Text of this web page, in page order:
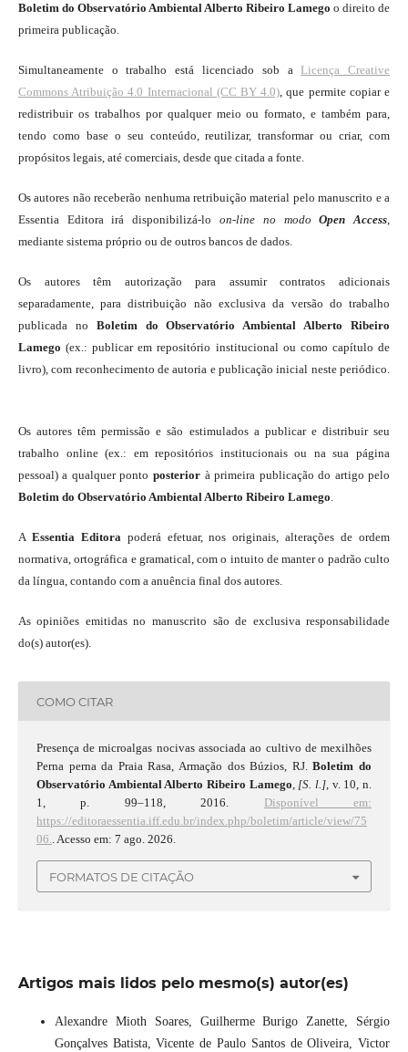
Boletim do Observatório Ambiental Alberto Ribeiro Lamegoo direito de
primeira publicação.
Simultaneamente o trabalho está licenciado sob a Licença Creative
Commons Atribuição 4.0 Internacional (CC BY 4.0), que permite copiar e
redistribuir os trabalhos por qualquer meio ou formato, e também para,
tendo como base o seu conteúdo, reutilizar, transformar ou criar, com
propósitos legais, até comerciais, desde que citada a fonte.
Os autores não receberão nenhuma retribuição material pelo manuscrito e a
Essentia Editora irá disponibilizá-lo on-line no modo Open Access,
mediante sistema próprio ou de outros bancos de dados.
Os autores têm autorização para assumir contratos adicionais
separadamente, para distribuição não exclusiva da versão do trabalho
publicada no Boletim do Observatório Ambiental Alberto Ribeiro
Lamego (ex.: publicar em repositório institucional ou como capítulo de
livro), com reconhecimento de autoria e publicação inicial neste periódico.
Os autores têm permissão e são estimulados a publicar e distribuir seu
trabalho online (ex.: em repositórios institucionais ou na sua página
pessoal) a qualquer ponto posterior à primeira publicação do artigo pelo
Boletim do Observatório Ambiental Alberto Ribeiro Lamego.
A Essentia Editorapoderá efetuar, nos originais, alterações de ordem
normativa, ortográfica e gramatical, com o intuito de manter o padrão culto
da língua, contando com a anuência final dos autores.
As opiniões emitidas no manuscrito são de exclusiva responsabilidade
do(s) autor(es).
COMO CITAR
Presença de microalgas nocivas associada ao cultivo de mexilhões
Perna perna da Praia Rasa, Armação dos Búzios, RJ.Boletim do
Observatório Ambiental Alberto Ribeiro Lamego, [S. l.], v. 10, n.
1, p. 99–118, 2016. Disponível em:
https://editoraessentia.iff.edu.br/index.php/boletim/article/view/75
06.. Acesso em: 7 ago. 2026.
FORMATOS DE CITAÇÃO
Artigos mais lidos pelo mesmo(s) autor(es)
Alexandre Mioth Soares, Guilherme Burigo Zanette, Sérgio
Gonçalves Batista, Vicente de Paulo Santos de Oliveira, Victor